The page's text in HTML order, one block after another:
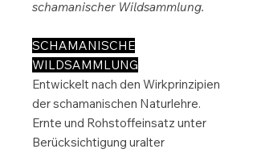
schamanischer Wildsammlung.
SCHAMANISCHE
WILDSAMMLUNG
Entwickelt nach den Wirkprinzipien
der schamanischen Naturlehre.
Ernte und Rohstoffeinsatz unter
Berücksichtigung uralter